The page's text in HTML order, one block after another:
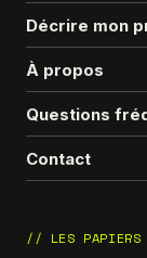
Décrire mon
À propos
Questions
Contact
// LES PAPIERS